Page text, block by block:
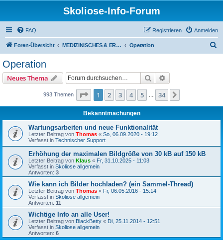
Skoliose-Info-Forum
FAQ Anmelden
Registrieren
Foren-Übersicht MEDIZINISCHES & ERFAHRUNGSAUSTAUSCH über Skoliose und Hyperkyphose Operation
Operation
Neues Thema Suche
993 Themen Seite 1von 34
1 2 3 4 5 34
Bekanntmachungen
Wartungsarbeiten und neue Funktionalität
Letzter Beitrag von Thomas « So, 06.09.2020 - 19:12
Verfasst in Technischer Support
Erhöhung der maximalen Bildgröße von 30 kB auf 150 kB
Letzter Beitrag von Klaus « Fr, 31.10.2025 - 11:03
Verfasst in Skoliose allgemein
Antworten: 3
Wie kann ich Bilder hochladen? (ein Sammel-Thread)
Letzter Beitrag von Thomas « Fr, 06.05.2016 - 15:14
Verfasst in Skoliose allgemein
Antworten: 11
Wichtige Info an alle User!
Letzter Beitrag von BlackBetty « Di, 25.11.2014 - 12:51
Verfasst in Skoliose allgemein
Antworten: 6